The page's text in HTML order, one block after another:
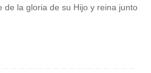
de la gloria de su Hijo y reina junto